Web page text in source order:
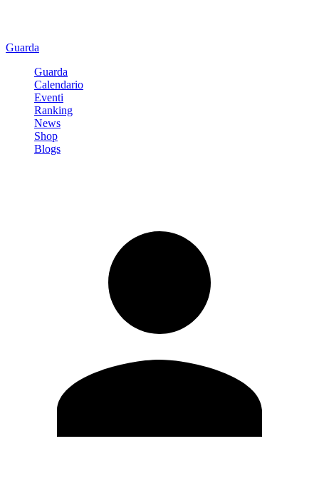
Guarda
Guarda
Calendario
Eventi
Ranking
News
Shop
Blogs